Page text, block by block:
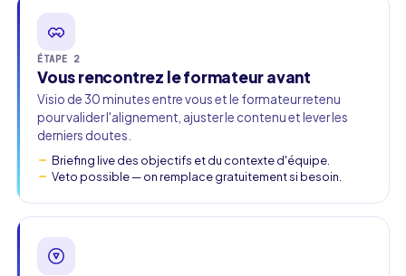
ÉTAPE 2
Vous rencontrez le formateur avant
Visio de 30 minutes entre vous et le formateur retenu
pour valider l'alignement, ajuster le contenu et lever les
derniers doutes.
Briefing live des objectifs et du contexte d'équipe.
Veto possible — on remplace gratuitement si besoin.